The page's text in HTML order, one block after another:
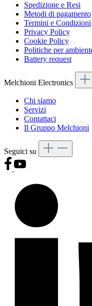
Spedizione e Resi
Metodi di pagamento
Termini e Condizioni
Privacy Policy
Cookie Policy
Politiche per
Battery request
Melchioni Electronics
Chi siamo
Servizi
Contattaci
Il Gruppo Melchioni
Seguici su